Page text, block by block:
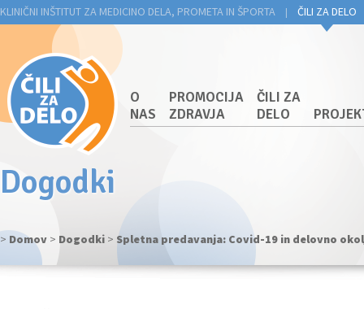
KLINIČNI INŠTITUT ZA MEDICINO DELA, PROMETA IN ŠPORTA | ČILI ZA DELO
O
NAS
PROMOCIJA
ZDRAVJA
ČILI ZA
DELO
Dogodki
> Domov > Dogodki > Spletna predavanja: Covid-19 in delovno